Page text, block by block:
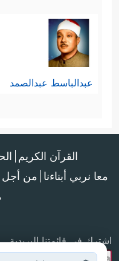
عبدالباسط عبدالصمد
القرآن الكريم
معا نربي أبناءنا من أجل
اشترك في قائمتنا البريدية